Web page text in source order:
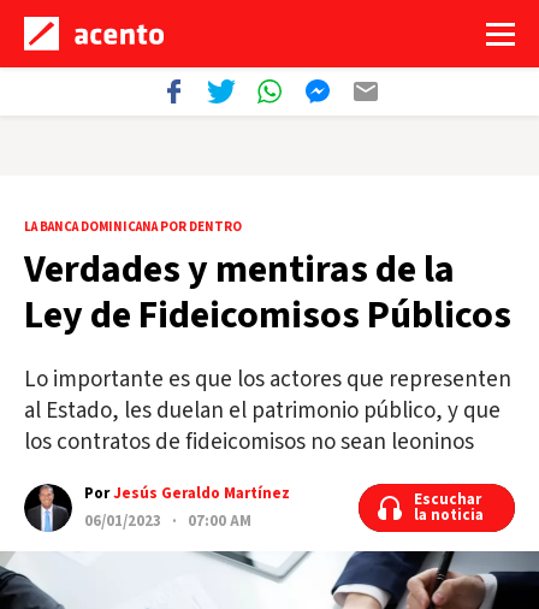
LA BANCA DOMINICANA POR DENTRO
Verdades y mentiras de la
Ley de Fideicomisos Públicos
Lo importante es que los actores que representen
al Estado, les duelan el patrimonio público, y que
los contratos de fideicomisos no sean leoninos
PorJesús Geraldo Martínez
06/01/2023 · 07:00 AM
Escuchar
la noticia
Escuchar
la noticia